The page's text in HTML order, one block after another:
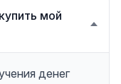
мой
денег